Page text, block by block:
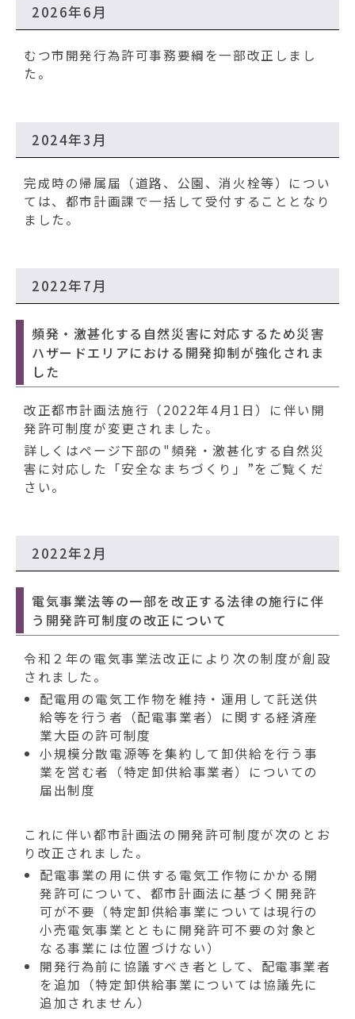
2026年6月
むつ市開発行為許可事務要綱を一部改正しまし
た。
2024年3月
完成時の帰属届（道路、公園、消火栓等）につい
ては、都市計画課で一括して受付することとなり
ました。
2022年7月
頻発・激甚化する自然災害に対応するため災害
ハザードエリアにおける開発抑制が強化されま
した
改正都市計画法施行（2022年4月1日）に伴い開
発許可制度が変更されました。
詳しくはページ下部の"頻発・激甚化する自然災
害に対応した「安全なまちづくり」”をご覧くだ
さい。
2022年2月
電気事業法等の一部を改正する法律の施行に伴
う開発許可制度の改正について
令和２年の電気事業法改正により次の制度が創設
されました。
配電用の電気工作物を維持・運用して託送供
給等を行う者（配電事業者）に関する経済産
業大臣の許可制度
小規模分散電源等を集約して卸供給を行う事
業を営む者（特定卸供給事業者）についての
届出制度
これに伴い都市計画法の開発許可制度が次のとお
り改正されました。
配電事業の用に供する電気工作物にかかる開
発許可について、都市計画法に基づく開発許
可が不要（特定卸供給事業については現行の
小売電気事業とともに開発許可不要の対象と
なる事業には位置づけない）
開発行為前に協議すべき者として、配電事業者
を追加（特定卸供給事業については協議先に
追加されません）​